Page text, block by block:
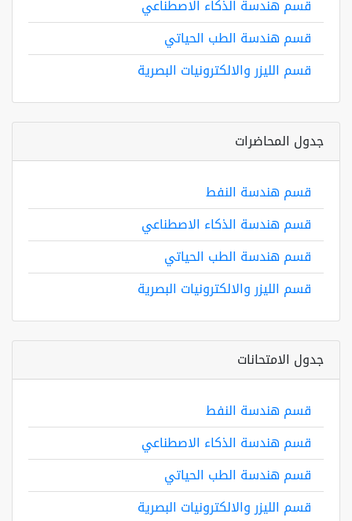
قسم هندسة الذكاء الاصطناعي
قسم هندسة الطب الحياتي
قسم الليزر والالكترونيات البصرية
جدول المحاضرات
قسم هندسة النفط
قسم هندسة الذكاء الاصطناعي
قسم هندسة الطب الحياتي
قسم الليزر والالكترونيات البصرية
جدول الامتحانات
قسم هندسة النفط
قسم هندسة الذكاء الاصطناعي
قسم هندسة الطب الحياتي
قسم الليزر والالكترونيات البصرية